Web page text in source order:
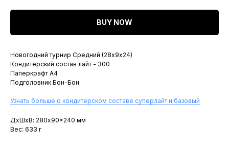
BUY NOW
Новогодний турнир Средний (28х9х24)
Кондитерский состав лайт - 300
Паперкрафт A4
Подголовник Бон-Бон
Узнать больше о кондитерском составе суперлайт и базовый
ДxШxВ: 280x90x240 мм
Вес: 633 г